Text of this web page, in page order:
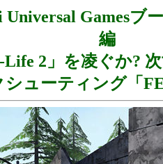
Universal Gamesブ
編
Life 2」を凌ぐか?
シューティング「